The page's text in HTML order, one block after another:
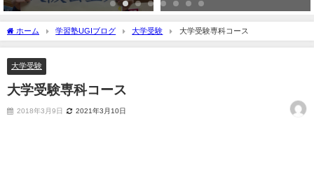
ホーム 学習塾UGIブログ 大学受験 大学受験専科コース
大学受験
大学受験専科コース
2018年3月9日 2021年3月10日